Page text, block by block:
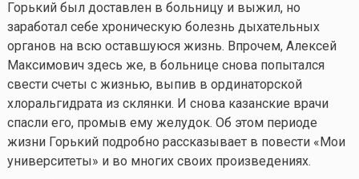
Горький был доставлен в больницу и выжил, но
заработал себе хроническую болезнь дыхательных
органов на всю оставшуюся жизнь. Впрочем, Алексей
Максимович здесь же, в больнице снова попытался
свести счеты с жизнью, выпив в ординаторской
хлоральгидрата из склянки. И снова казанские врачи
спасли его, промыв ему желудок. Об этом периоде
жизни Горький подробно рассказывает в повести «Мои
университеты» и во многих своих произведениях.